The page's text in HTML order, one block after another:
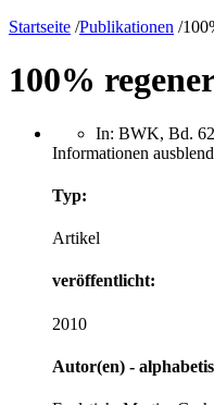
Startseite /Publikationen /
100%
In: BWK, Bd.
Informationen
Typ:
Artikel
veröffentlicht:
2010
Autor(en) -